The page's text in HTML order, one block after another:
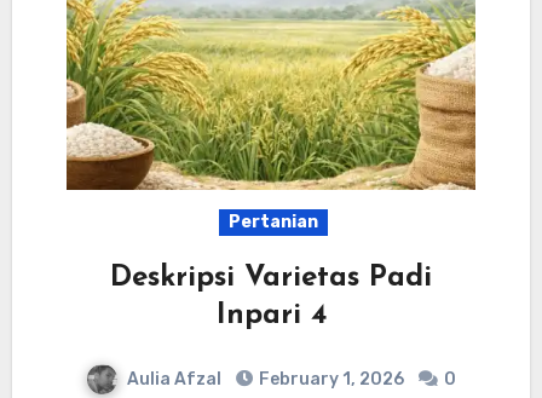
Pertanian
Deskripsi Varietas Padi
Inpari 4
Aulia Afzal February 1, 2026
0